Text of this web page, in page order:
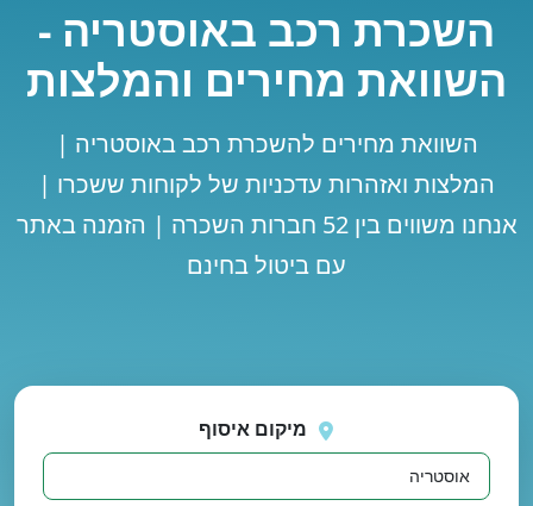
השכרת רכב באוסטריה -
מחירים והמלצות
השוואת מחירים להשכרת רכב באוסטריה |
המלצות ואזהרות עדכניות של לקוחות ששכרו |
אנחנו משווים בין 52 חברות השכרה | הזמנה באתר
עם ביטול בחינם
מיקום איסוף